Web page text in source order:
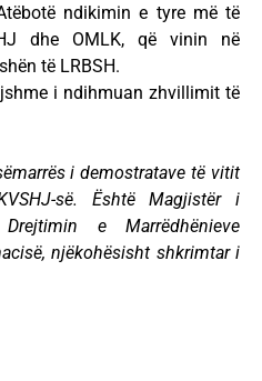
ndikimin e tyre më të
dhe OMLK, që vinin në
të LRBSH.
i ndihmuan zhvillimit të
i demostratave të vitit
së. Është Magjistër i
e Marrëdhënieve
njëkohësisht shkrimtar i